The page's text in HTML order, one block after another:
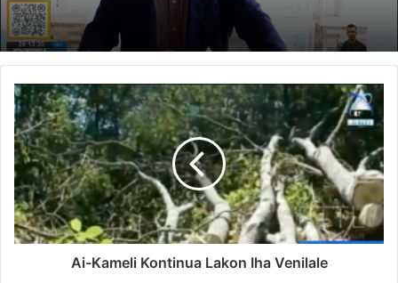
Ai-Kameli Kontinua Lakon Iha Venilale